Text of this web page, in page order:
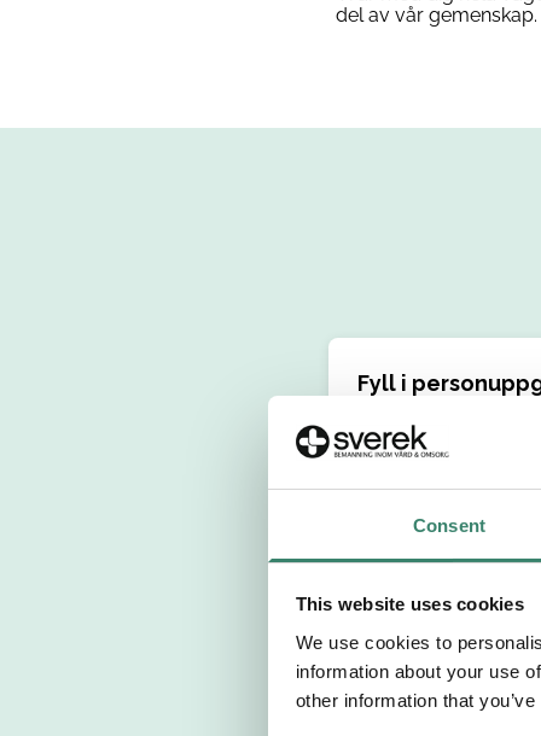
Consent
This website uses cookies
We use cookies to
information about your use
other information that
del av vår
Fyll i
Personnummer
Förnamn
Välj yrkesroll
Välj önskat